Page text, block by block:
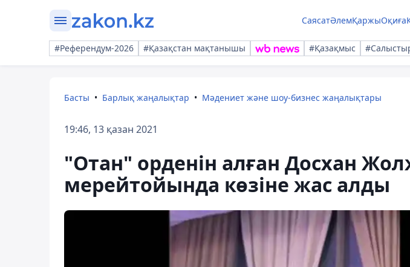
СаясатӘлемҚаржыОқиға
#Референдум-2026 #Қазақстан мақтанышы #Қазақмыс
Басты Барлық жаңалықтар Мәдениет және шоу-бизнес жаңалықтары
19:46, 13 қазан 2021
"Отан" орденін алған Досхан
мерейтойында көзіне жас алды